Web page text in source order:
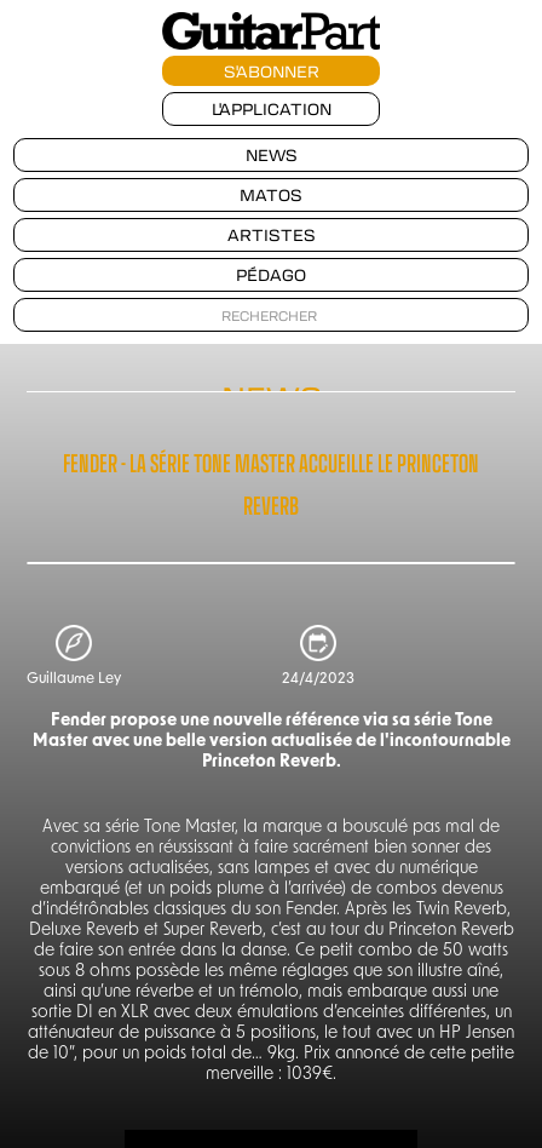
S'ABONNER
L'APPLICATION
NEWS
MATOS
ARTISTES
PÉDAGO
NEWS
FENDER - LA SÉRIE TONE MASTER ACCUEILLE LE PRINCETON
REVERB
Guillaume Ley 24/4/2023
Fender propose une nouvelle référence via sa série Tone
Master avec une belle version actualisée de l'incontournable
Princeton Reverb.
Avec sa série Tone Master, la marque a bousculé pas mal de
convictions en réussissant à faire sacrément bien sonner des
versions actualisées, sans lampes et avec du numérique
embarqué (et un poids plume à l’arrivée) de combos devenus
d’indétrônables classiques du son Fender. Après les Twin Reverb,
Deluxe Reverb et Super Reverb, c’est au tour du Princeton Reverb
de faire son entrée dans la danse. Ce petit combo de 50 watts
sous 8 ohms possède les même réglages que son illustre aîné,
ainsi qu’une réverbe et un trémolo, mais embarque aussi une
sortie DI en XLR avec deux émulations d’enceintes différentes, un
atténuateur de puissance à 5 positions, le tout avec un HP Jensen
de 10”, pour un poids total de… 9kg. Prix annoncé de cette petite
merveille : 1039€.